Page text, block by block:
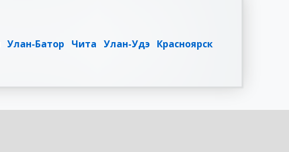
Улан-Батор Чита Улан-Удэ Красноярск